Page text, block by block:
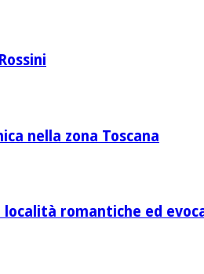
nella zona Toscana
romantiche ed